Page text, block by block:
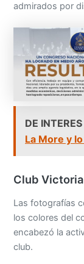
admirados por
DE INTERES
La More y
Club
Las fotografías
los colores del
encabezó la
club.